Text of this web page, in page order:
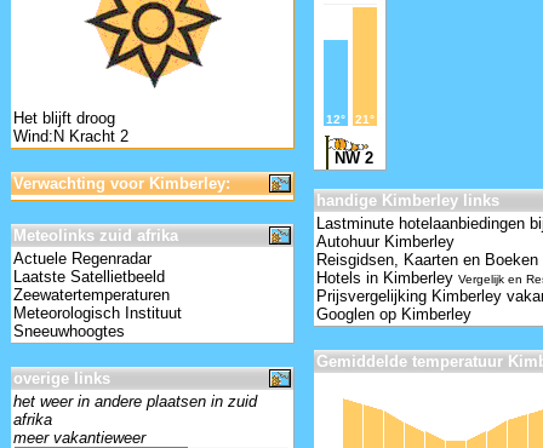
Het blijft droog
Wind:N Kracht 2
Verwachting voor Kimberley:
Meteolinks zuid afrika
Actuele Regenradar
Laatste Satellietbeeld
Zeewatertemperaturen
Meteorologisch Instituut
Sneeuwhoogtes
overige links
het weer in andere plaatsen in zuid
afrika
meer vakantieweer
12° 21°
NW 2
handige Kimberley links
Lastminute hotelaanbiedingen
Autohuur Kimberley
Reisgidsen, Kaarten en
Hotels in Kimberley Vergelijk en
Prijsvergelijking Kimberley
Googlen op Kimberley
Gemiddelde temperatuur